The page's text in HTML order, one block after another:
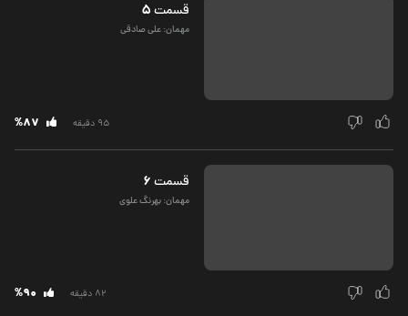
قسمت‌5
مهمان: على صادقى
95 دقیقه %87
قسمت‌6
مهمان: بهرنگ علوی
82 دقیقه %90